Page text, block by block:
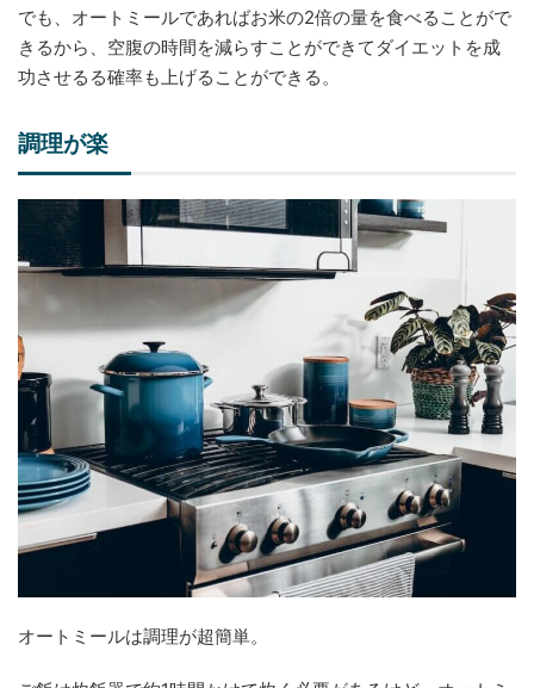
でも、オートミールであればお米の2倍の量を食べることがで
きるから、空腹の時間を減らすことができてダイエットを成
功させるる確率も上げることができる。
調理が楽
オートミールは調理が超簡単。